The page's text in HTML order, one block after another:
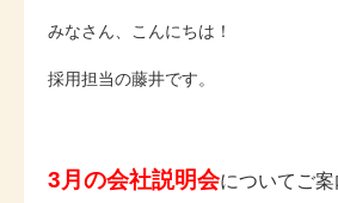
みなさん、こんにちは！
採用担当の藤井です。
3月の会社説明会についてご案